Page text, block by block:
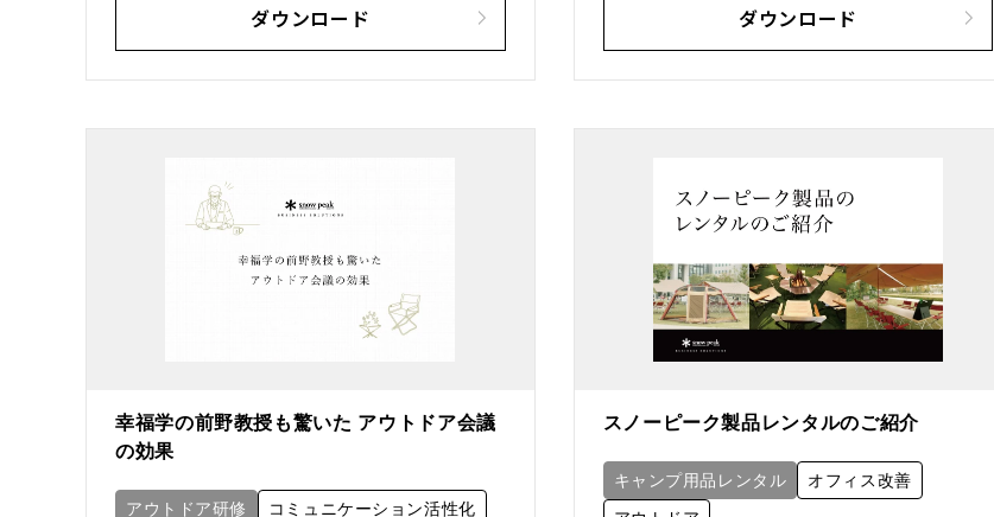
ダウンロード ダウンロード
幸福学の前野教授も驚いた アウトドア会議
の効果
アウトドア研修
コミュニケーション活性化
スノーピーク製品レンタルのご紹介
キャンプ用品レンタル
オフィス改善